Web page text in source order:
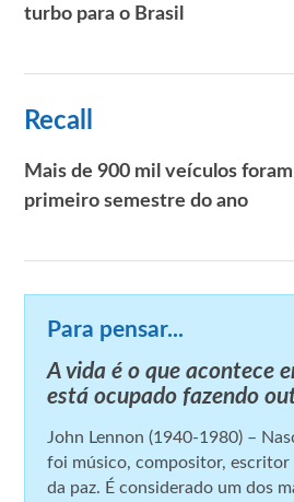
turbo para o Brasil
Recall
Mais de 900 mil veículos
primeiro semestre do ano
Para pensar...
A vida é o que acontece
está ocupado fazendo
John Lennon (1940-1980) –
foi músico, compositor,
da paz. É considerado um dos